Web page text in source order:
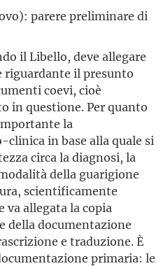
parere preliminare di
il Libello, deve allegare
il presunto
coevi, cioè
in questione. Per quanto
la
in base alla quale si
circa la diagnosi, la
della guarigione
scientificamente
va allegata la copia
della documentazione
e traduzione. È
primaria: le